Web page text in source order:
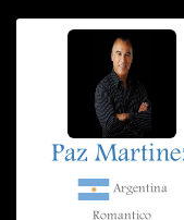
Paz
Argentina
Romantico